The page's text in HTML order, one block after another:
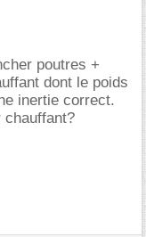
poutres +
dont le poids
inertie correct.
chauffant?